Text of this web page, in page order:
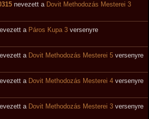
nevezett a Dovit Methodozás Mesterei 3
a Páros Kupa 3 versenyre
a Dovit Methodozás Mesterei 5 versenyre
a Dovit Methodozás Mesterei 4 versenyre
a Dovit Methodozás Mesterei 3 versenyre